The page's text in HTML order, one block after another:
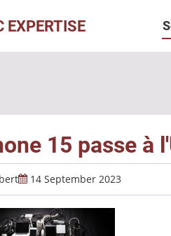
EXPERTISE
15 passe à
14 September 2023